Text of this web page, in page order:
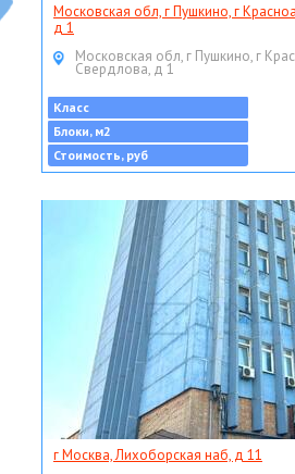
Московская обл, г Пушкино, г
д 1
Московская обл, г Пушкино, г
Свердлова, д 1
Класс
Блоки, м2
Стоимость, руб
г Москва, Лихоборская наб, д 11